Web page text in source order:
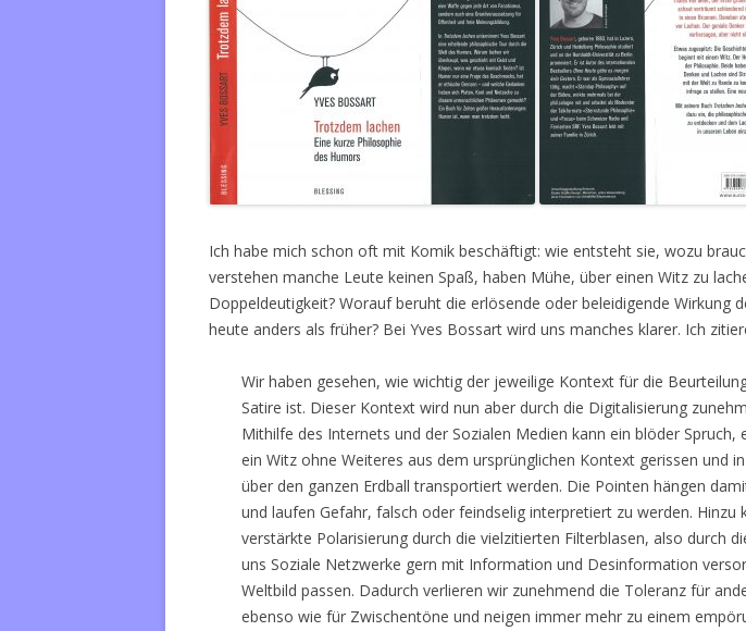
Ich habe mich schon oft mit Komik beschäftigt: wie entsteht sie, wozu
verstehen manche Leute keinen Spaß, haben Mühe, über einen Witz zu
Doppeldeutigkeit? Worauf beruht die erlösende oder beleidigende Wirkung
heute anders als früher? Bei Yves Bossart wird uns manches klarer. Ich
Wir haben gesehen, wie wichtig der jeweilige Kontext für die
Satire ist. Dieser Kontext wird nun aber durch die Digitalisierung
Mithilfe des Internets und der Sozialen Medien kann ein blöder Spruch,
ein Witz ohne Weiteres aus dem ursprünglichen Kontext gerissen und
über den ganzen Erdball transportiert werden. Die Pointen hängen
und laufen Gefahr, falsch oder feindselig interpretiert zu werden. Hinzu
verstärkte Polarisierung durch die vielzitierten Filterblasen, also durch
uns Soziale Netzwerke gern mit Information und Desinformation
Weltbild passen. Dadurch verlieren wir zunehmend die Toleranz für
ebenso wie für Zwischentöne und neigen immer mehr zu einem